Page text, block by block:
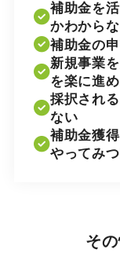
補助金を
かわから
補助金の
新規事業
を楽に進
採択され
ない
補助金獲
やってみ
そ